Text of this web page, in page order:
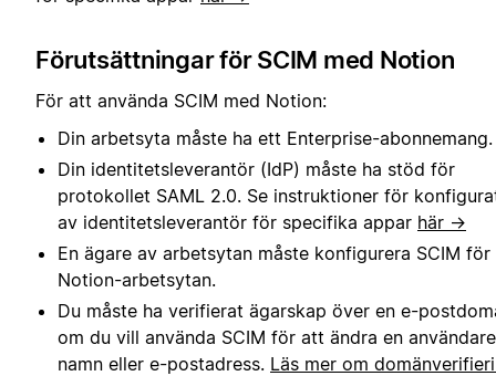
Förutsättningar för SCIM med Notion
För att använda SCIM med Notion:
Din arbetsyta måste ha ett Enterprise-abonnemang.
Din identitetsleverantör (IdP) måste ha stöd för
protokollet SAML 2.0. Se instruktioner för
av identitetsleverantör för specifika appar här →
En ägare av arbetsytan måste konfigurera SCIM för
Notion-arbetsytan.
Du måste ha verifierat ägarskap över en e-
om du vill använda SCIM för att ändra en
namn eller e-postadress. Läs mer om